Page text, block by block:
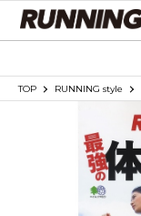
TOP RUNNING style